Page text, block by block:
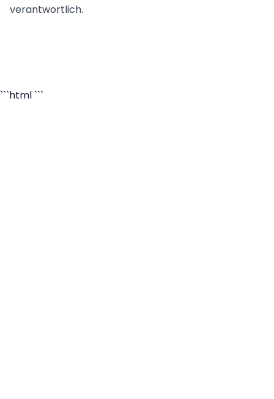
verantwortlich.
```html ```